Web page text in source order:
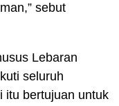
sebut
Lebaran
seluruh
itu bertujuan untuk